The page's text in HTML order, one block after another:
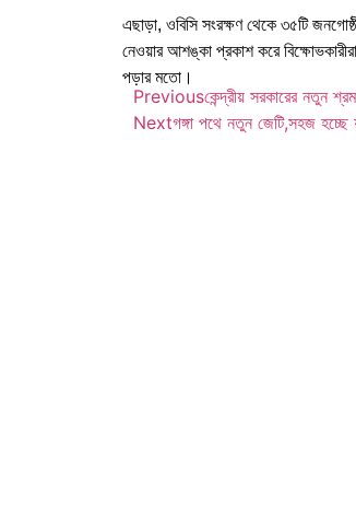
এছাড়া, ওবিসি সংরক্ষণ থেকে ৩৫টি
নেওয়ার আশঙ্কা প্রকাশ করে
পড়ার মতো।
Previousকেন্দ্রীয় সরকারের নতুন
Nextগঙ্গা পথে নতুন জেটি,সহজ হচ্ছে